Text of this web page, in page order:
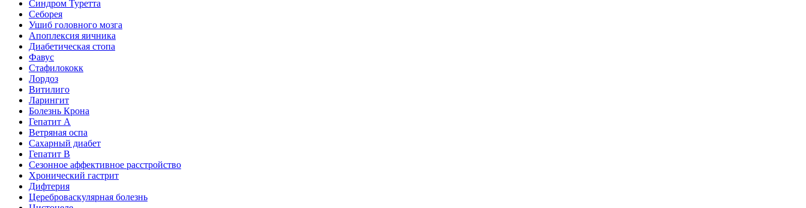
Синдром Туретта
Себорея
Ушиб головного мозга
Апоплексия яичника
Диабетическая стопа
Фавус
Стафилококк
Лордоз
Витилиго
Ларингит
Болезнь Крона
Гепатит A
Ветряная оспа
Сахарный диабет
Гепатит B
Сезонное аффективное расстройство
Хронический гастрит
Дифтерия
Цереброваскулярная болезнь